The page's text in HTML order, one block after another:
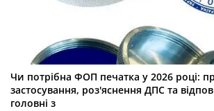
Чи потрібна ФОП печатка у 2026 році:
застосування, роз'яснення ДПС та
головні з